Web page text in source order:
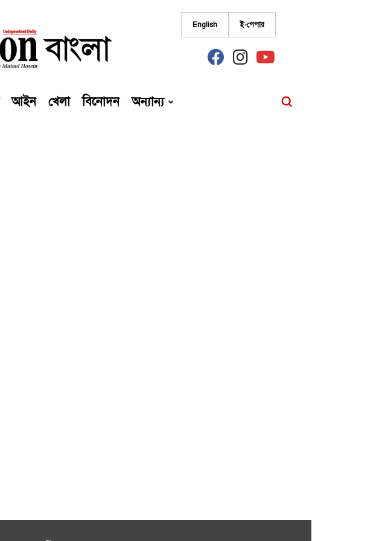
English ই-পেপার
fab
fa-
fab
fa-
fab
fa-
আইন খেলা বিনোদন অন্যান্য